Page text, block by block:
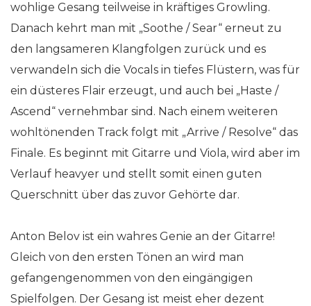
wohlige Gesang teilweise in kräftiges Growling.
Danach kehrt man mit „Soothe / Sear“ erneut zu
den langsameren Klangfolgen zurück und es
verwandeln sich die Vocals in tiefes Flüstern, was für
ein düsteres Flair erzeugt, und auch bei „Haste /
Ascend“ vernehmbar sind. Nach einem weiteren
wohltönenden Track folgt mit „Arrive / Resolve“ das
Finale. Es beginnt mit Gitarre und Viola, wird aber im
Verlauf heavyer und stellt somit einen guten
Querschnitt über das zuvor Gehörte dar.
Anton Belov ist ein wahres Genie an der Gitarre!
Gleich von den ersten Tönen an wird man
gefangengenommen von den eingängigen
Spielfolgen. Der Gesang ist meist eher dezent